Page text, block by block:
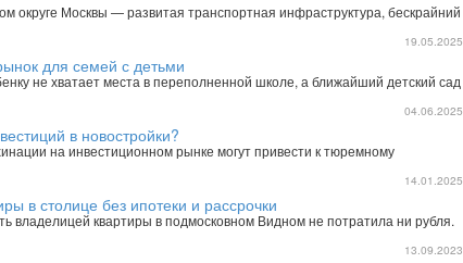
округе Москвы — развитая транспортная инфраструктура, бескрайний
19.05.2025
для семей с детьми
не хватает места в переполненной школе, а ближайший детский сад
04.06.2025
в новостройки?
на инвестиционном рынке могут привести к тюремному
14.01.2025
в столице без ипотеки и рассрочки
владелицей квартиры в подмосковном Видном не потратила ни рубля.
13.09.2023